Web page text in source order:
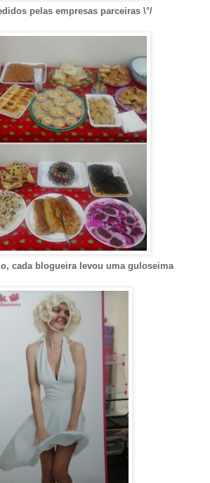
pelas empresas parceiras \°/
cada blogueira levou uma guloseima